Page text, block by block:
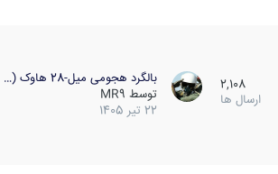
2,108
ارسال ها
بالگرد هجومی میل-28 هاوک (…
توسط MR9
22 تیر 1405